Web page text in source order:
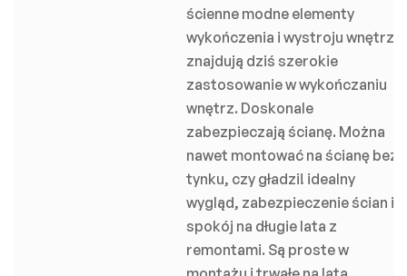
ścienne modne elementy
wykończenia i wystroju wnętrz,
znajdują dziś szerokie
zastosowanie w wykończaniu
wnętrz. Doskonale
zabezpieczają ścianę. Można
nawet montować na ścianę bez
tynku, czy gładzi! idealny
wygląd, zabezpieczenie ścian i
spokój na długie lata z
remontami. Są proste w